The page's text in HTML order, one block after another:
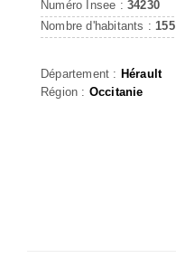
Numéro Insee : 34230
Nombre d'habitants : 155
Département : Hérault
Région : Occitanie